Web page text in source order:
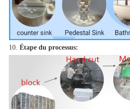
10. Étape du processus: